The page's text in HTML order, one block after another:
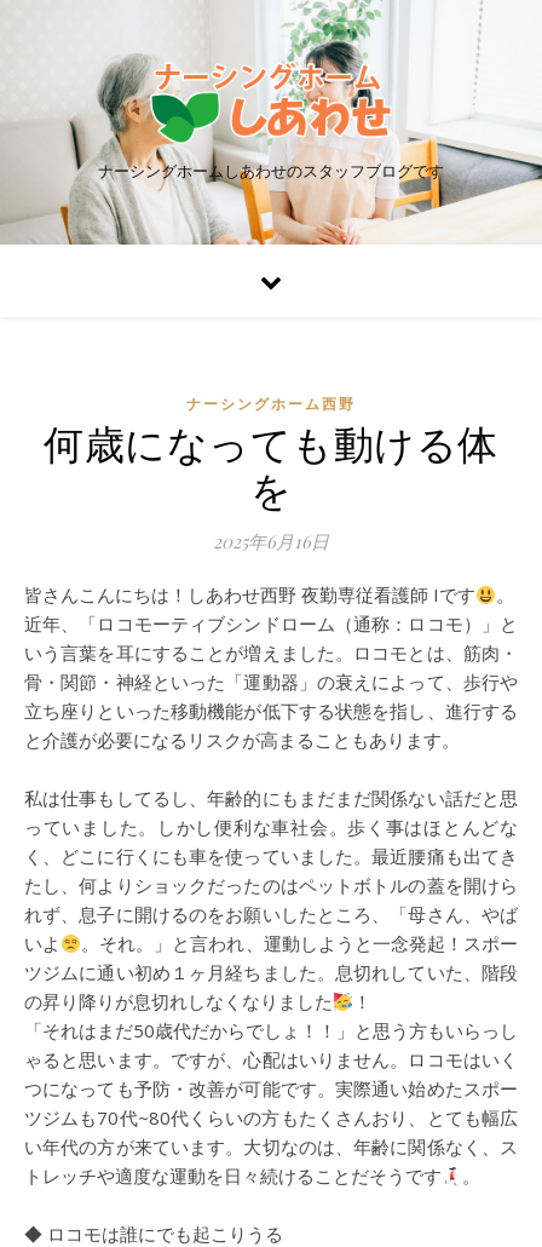
ナーシングホームしあわせのスタッフブログです
ナーシングホーム西野
何歳になっても動ける体
を
2025年6月16日
皆さんこんにちは！しあわせ西野 夜勤専従看護師 Iです
。
近年、「ロコモーティブシンドローム（通称：ロコモ）」と
いう言葉を耳にすることが増えました。ロコモとは、筋肉・
骨・関節・神経といった「運動器」の衰えによって、歩行や
立ち座りといった移動機能が低下する状態を指し、進行する
と介護が必要になるリスクが高まることもあります。
私は仕事もしてるし、年齢的にもまだまだ関係ない話だと思
っていました。しかし便利な車社会。歩く事はほとんどな
く、どこに行くにも車を使っていました。最近腰痛も出てき
たし、何よりショックだったのはペットボトルの蓋を開けら
れず、息子に開けるのをお願いしたところ、「母さん、やば
いよ
。それ。」と言われ、運動しようと一念発起！スポー
ツジムに通い初め１ヶ月経ちました。息切れしていた、階段
の昇り降りが息切れしなくなりました
！
「それはまだ50歳代だからでしょ！！」と思う方もいらっし
ゃると思います。ですが、心配はいりません。ロコモはいく
つになっても予防・改善が可能です。実際通い始めたスポー
ツジムも70代~80代くらいの方もたくさんおり、とても幅広
い年代の方が来ています。大切なのは、年齢に関係なく、ス
トレッチや適度な運動を日々続けることだそうです
。
◆ ロコモは誰にでも起こりうる